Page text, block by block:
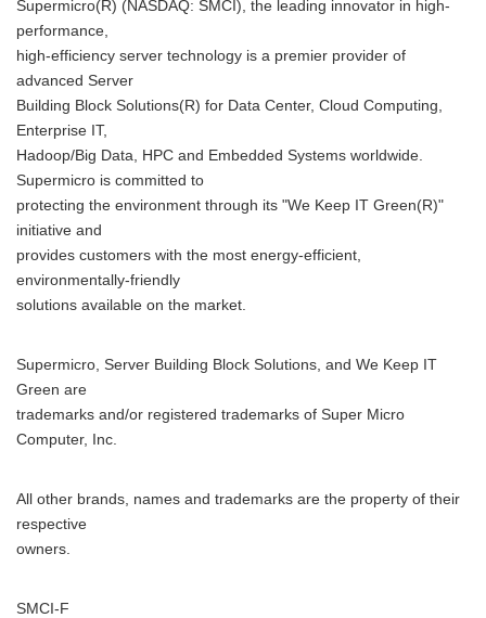
Supermicro(R) (NASDAQ: SMCI), the leading innovator in high-
performance,
high-efficiency server technology is a premier provider of
advanced Server
Building Block Solutions(R) for Data Center, Cloud Computing,
Enterprise IT,
Hadoop/Big Data, HPC and Embedded Systems worldwide.
Supermicro is committed to
protecting the environment through its "We Keep IT Green(R)"
initiative and
provides customers with the most energy-efficient,
environmentally-friendly
solutions available on the market.
Supermicro, Server Building Block Solutions, and We Keep IT
Green are
trademarks and/or registered trademarks of Super Micro
Computer, Inc.
All other brands, names and trademarks are the property of their
respective
owners.
SMCI-F